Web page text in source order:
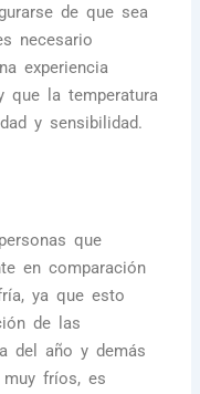
de que sea
necesario
experiencia
que la temperatura
y sensibilidad.
que
en comparación
ya que esto
de las
del año y demás
fríos, es